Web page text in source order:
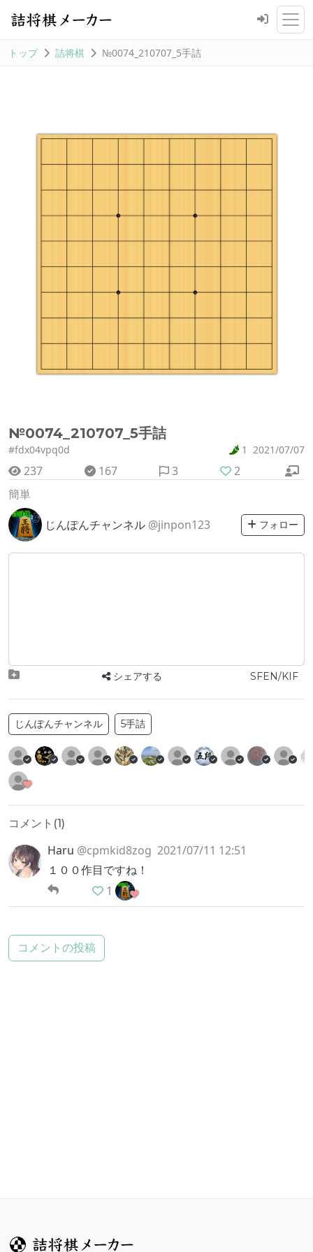
トップ 詰将棋 №0074_210707_5手詰
№0074_210707_5手詰
#fdx04vpq0d 1 2021/07/07
237 167 3
2
簡単
じんぽんチャンネル @jinpon123 フォロー
シェアする SFEN/KIF
じんぽんチャンネル 5手詰
コメント(1)
Haru @cpmkid8zog 2021/07/11 12:51
１００作目ですね！
1
コメントの投稿